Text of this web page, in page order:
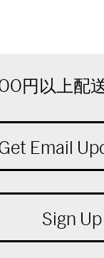
円以上配
Email
Sign